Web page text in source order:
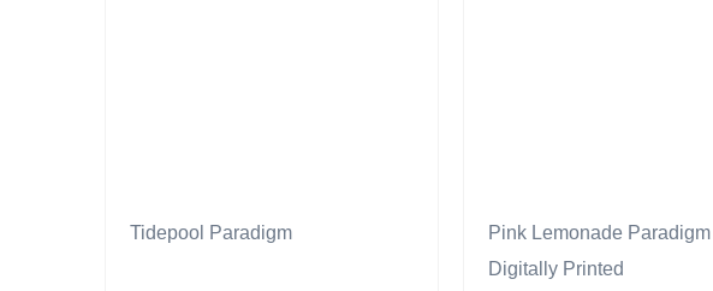
Tidepool Paradigm
Pink Lemonade Paradigm
Digitally Printed